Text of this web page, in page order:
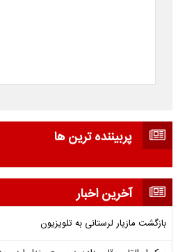
پربیننده ترین ها
آخرین اخبار
بازگشت مازیار لرستانی به تلویزیون